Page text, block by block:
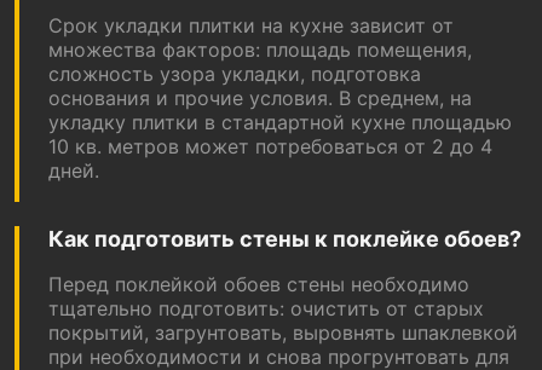
Срок укладки плитки на кухне зависит от
множества факторов: площадь помещения,
сложность узора укладки, подготовка
основания и прочие условия. В среднем, на
укладку плитки в стандартной кухне площадью
10 кв. метров может потребоваться от 2 до 4
дней.
Как подготовить стены к поклейке обоев?
Перед поклейкой обоев стены необходимо
тщательно подготовить: очистить от старых
покрытий, загрунтовать, выровнять шпаклевкой
при необходимости и снова прогрунтовать для